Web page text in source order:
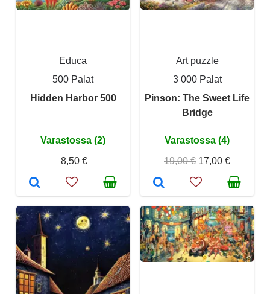
Educa
500 Palat
Hidden Harbor 500
Varastossa (2)
8,50 €
Art puzzle
3 000 Palat
Pinson: The Sweet Life
Bridge
Varastossa (4)
19,00 € 17,00 €